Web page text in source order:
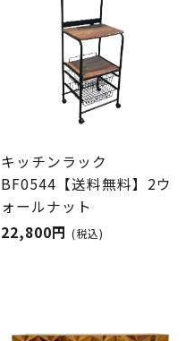
キッチンラック
BF0544【送料無料】2ウ
ォールナット
22,800円(税込)